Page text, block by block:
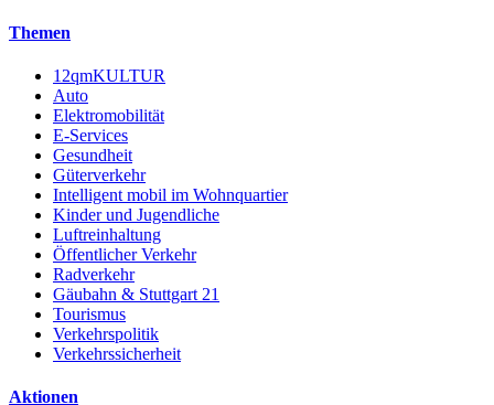
Themen
12qmKULTUR
Auto
Elektromobilität
E-Services
Gesundheit
Güterverkehr
Intelligent mobil im Wohnquartier
Kinder und Jugendliche
Luftreinhaltung
Öffentlicher Verkehr
Radverkehr
Gäubahn & Stuttgart 21
Tourismus
Verkehrspolitik
Verkehrssicherheit
Aktionen